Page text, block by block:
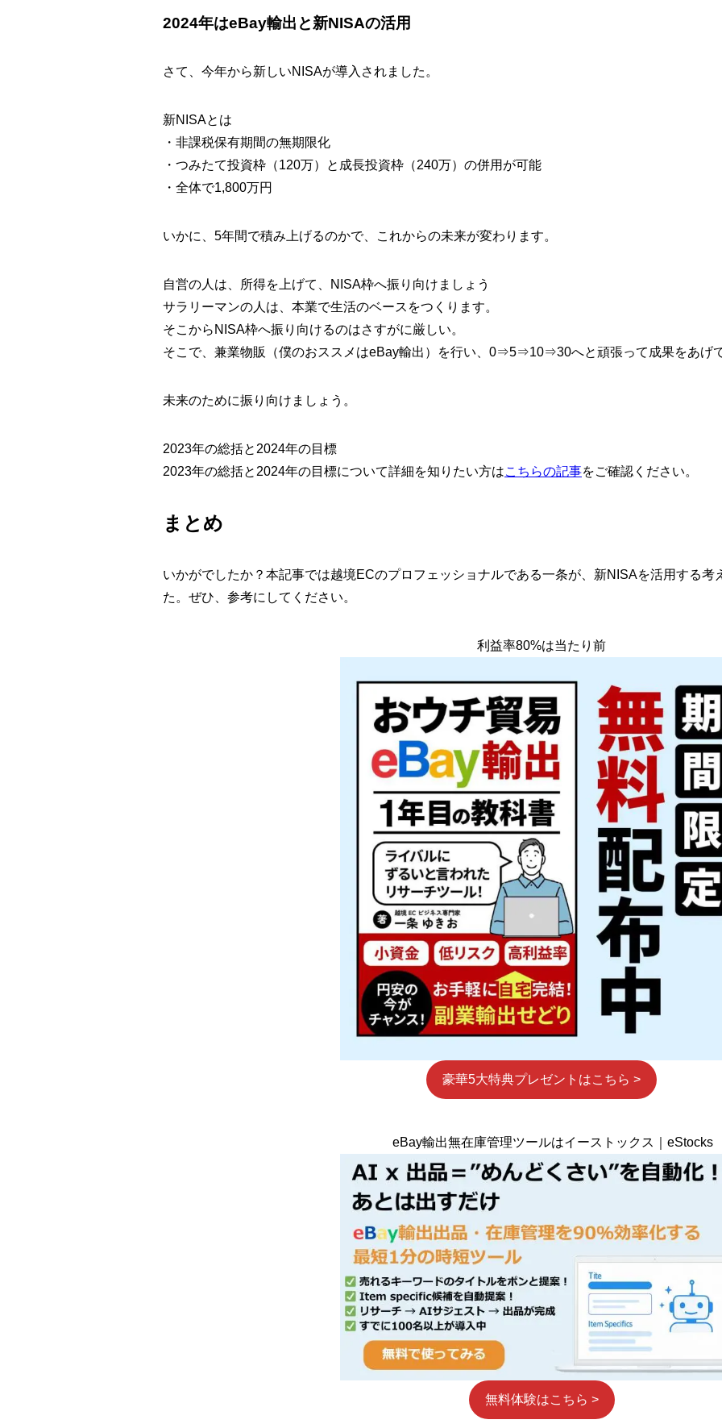
2024年はeBay輸出と新NISAの活用
さて、今年から新しいNISAが導入されました。
新NISAとは
・非課税保有期間の無期限化
・つみたて投資枠（120万）と成長投資枠（240万）の併用が可能
・全体で1,800万円
いかに、5年間で積み上げるのかで、これからの未来が変わります。
自営の人は、所得を上げて、NISA枠へ振り向けましょう
サラリーマンの人は、本業で生活のベースをつくります。
そこからNISA枠へ振り向けるのはさすがに厳しい。
そこで、兼業物販（僕のおススメはeBay輸出）を行い、0⇒5⇒10⇒30へと頑張って成果をあげて
未来のために振り向けましょう。
2023年の総括と2024年の目標
2023年の総括と2024年の目標について詳細を知りたい方はこちらの記事をご確認ください。
まとめ
いかがでしたか？本記事では越境ECのプロフェッショナルである一条が、新NISAを活用する考
た。ぜひ、参考にしてください。
利益率80%は当たり前
豪華5大特典プレゼントはこちら >
eBay輸出無在庫管理ツールはイーストックス｜eStocks
無料体験はこちら >